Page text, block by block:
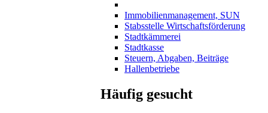
Immobilienmanagement, SUN
Stabsstelle Wirtschaftsförderung
Stadtkämmerei
Stadtkasse
Steuern, Abgaben, Beiträge
Hallenbetriebe
Häufig gesucht